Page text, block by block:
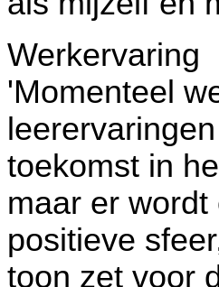
Werkervaring
'Momenteel
toekomst in
maar er
positieve
toon zet voor